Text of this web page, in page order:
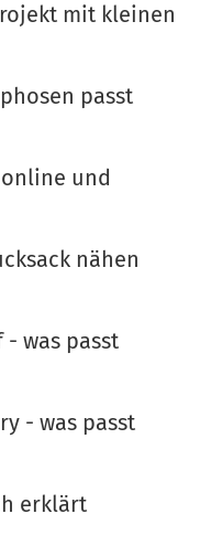
mit kleinen
passt
und
nähen
- was passt
- was passt
erklärt